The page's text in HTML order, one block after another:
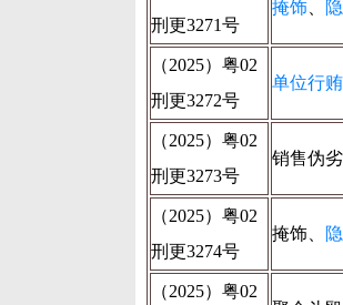
刑更3271号
掩饰
（2025）粤02
刑更3272号
单位行
（2025）粤02
刑更3273号
销售伪
（2025）粤02
刑更3274号
掩饰、
（2025）粤02